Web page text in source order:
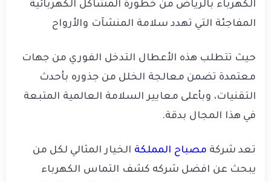
الكهرباء بالرياض من خطورة المشاكل الكهربائية
المفاجئة التي تهدد سلامة المنشآت والأرواح
حيث تتطلب هذه الأعطال التدخل الفوري من جهات
معتمدة تضمن معالجة الخلل من جذوره بأحدث
التقنيات، وبأعلى معايير السلامة العالمية المتبعة
في هذا المجال بدقة.
تعد شركة مصباح المملكة الخيار المثالي لكل من
يبحث عن افضل شركه كشف التماس الكهرباء